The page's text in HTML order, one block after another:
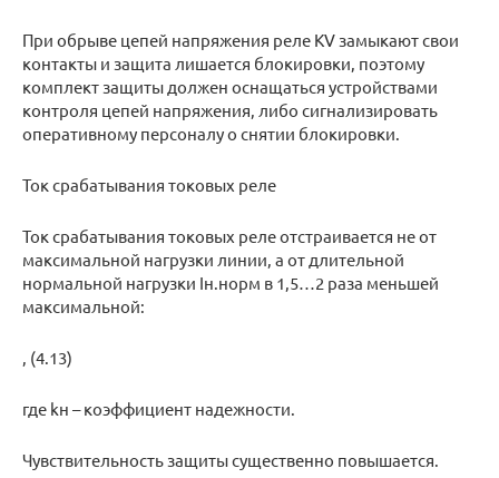
При обрыве цепей напряжения реле KV замыкают свои
контакты и защита лишается блокировки, поэтому
комплект защиты должен оснащаться устройствами
контроля цепей напряжения, либо сигнализировать
оперативному персоналу о снятии блокировки.
Ток срабатывания токовых реле
Ток срабатывания токовых реле отстраивается не от
максимальной нагрузки линии, а от длительной
нормальной нагрузки Iн.норм в 1,5…2 раза меньшей
максимальной:
, (4.13)
где kн – коэффициент надежности.
Чувствительность защиты существенно повышается.